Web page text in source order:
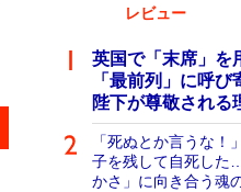
レビュー
英国で「末席」を
「最前列」に呼
陛下が尊敬される
「死ぬとか言うな
子を残して自死した
かさ」に向き合う魂